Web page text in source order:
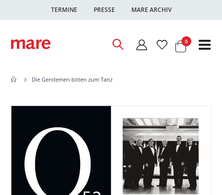
TERMINE PRESSE MARE ARCHIV
Warenkorb
0Artikel
Die Gentlemen bitten zum Tanz
Bildgalerie
springen
Bildgalerie
springen